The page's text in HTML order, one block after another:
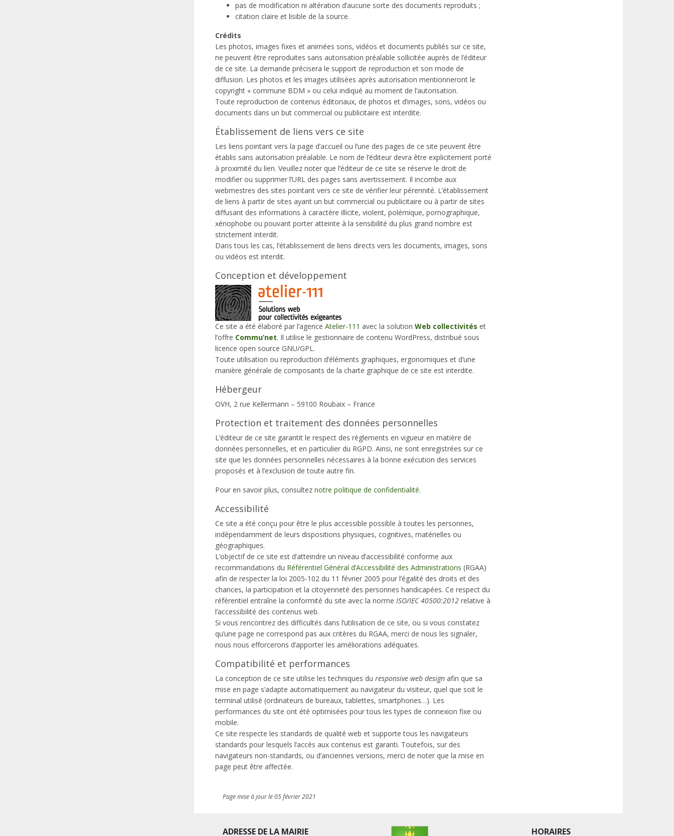
pas de modification ni altération d’aucune sorte des documents reproduits ;
citation claire et lisible de la source.
Crédits
Les photos, images fixes et animées sons, vidéos et documents publiés sur ce site,
ne peuvent être reproduites sans autorisation préalable sollicitée auprès de l’éditeur
de ce site. La demande précisera le support de reproduction et son mode de
diffusion. Les photos et les images utilisées après autorisation mentionneront le
copyright « commune BDM » ou celui indiqué au moment de l’autorisation.
Toute reproduction de contenus éditoriaux, de photos et d’images, sons, vidéos ou
documents dans un but commercial ou publicitaire est interdite.
Établissement de liens vers ce site
Les liens pointant vers la page d’accueil ou l’une des pages de ce site peuvent être
établis sans autorisation préalable. Le nom de l’éditeur devra être explicitement porté
à proximité du lien. Veuillez noter que l’éditeur de ce site se réserve le droit de
modifier ou supprimer l’URL des pages sans avertissement. Il incombe aux
webmestres des sites pointant vers ce site de vérifier leur pérennité. L’établissement
de liens à partir de sites ayant un but commercial ou publicitaire ou à partir de sites
diffusant des informations à caractère illicite, violent, polémique, pornographique,
xénophobe ou pouvant porter atteinte à la sensibilité du plus grand nombre est
strictement interdit.
Dans tous les cas, l’établissement de liens directs vers les documents, images, sons
ou vidéos est interdit.
Conception et développement
Ce site a été élaboré par l’agence Atelier-111 avec la solution Web collectivités et
l’offre Commu’net. Il utilise le gestionnaire de contenu WordPress, distribué sous
licence open source GNU/GPL.
Toute utilisation ou reproduction d’éléments graphiques, ergonomiques et d’une
manière générale de composants de la charte graphique de ce site est interdite.
Hébergeur
OVH, 2 rue Kellermann – 59100 Roubaix – France
Protection et traitement des données personnelles
L’éditeur de ce site garantit le respect des règlements en vigueur en matière de
données personnelles, et en particulier du RGPD. Ainsi, ne sont enregistrées sur ce
site que les données personnelles nécessaires à la bonne exécution des services
proposés et à l’exclusion de toute autre fin.
Pour en savoir plus, consultez notre politique de confidentialité.
Accessibilité
Ce site a été conçu pour être le plus accessible possible à toutes les personnes,
indépendamment de leurs dispositions physiques, cognitives, matérielles ou
géographiques.
L’objectif de ce site est d’atteindre un niveau d’accessibilité conforme aux
recommandations du Référentiel Général d’Accessibilité des Administrations (RGAA)
afin de respecter la loi 2005-102 du 11 février 2005 pour l’égalité des droits et des
chances, la participation et la citoyenneté des personnes handicapées. Ce respect du
référentiel entraîne la conformité du site avec la norme ISO/IEC 40500:2012relative à
l’accessibilité des contenus web.
Si vous rencontrez des difficultés dans l’utilisation de ce site, ou si vous constatez
qu’une page ne correspond pas aux critères du RGAA, merci de nous les signaler,
nous nous efforcerons d’apporter les améliorations adéquates.
Compatibilité et performances
La conception de ce site utilise les techniques du responsive web design afin que sa
mise en page s’adapte automatiquement au navigateur du visiteur, quel que soit le
terminal utilisé (ordinateurs de bureaux, tablettes, smartphones…). Les
performances du site ont été optimisées pour tous les types de connexion fixe ou
mobile.
Ce site respecte les standards de qualité web et supporte tous les navigateurs
standards pour lesquels l’accès aux contenus est garanti. Toutefois, sur des
navigateurs non-standards, ou d’anciennes versions, merci de noter que la mise en
page peut être affectée.
Page mise à jour le 05 février 2021
ADRESSE DE LA MAIRIE HORAIRES